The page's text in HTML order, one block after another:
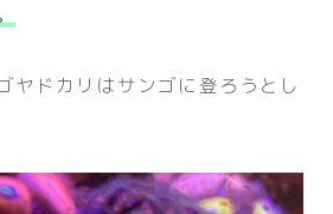
ヤドカリはサンゴに登ろうとし